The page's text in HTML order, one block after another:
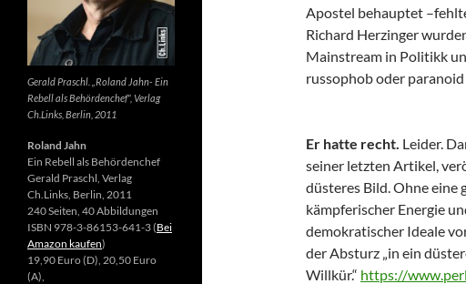
Apostel behauptet
Richard Herzinger
Mainstream in Politikk
russophob oder
Er hatte recht. Leider.
seiner letzten Artikel,
düsteres Bild. Ohne eine
kämpferischer Energie
demokratischer Ideale
der Absturz „in ein
Willkür.“ https://
Gerald Praschl. „Roland Jahn- Ein
Rebell als Behördenchef“, Verlag
Ch.Links, Berlin, 2011
Roland Jahn
Ein Rebell als Behördenchef
Gerald Praschl, Verlag
Ch.Links, Berlin, 2011
240 Seiten, 40 Abbildungen
ISBN 978-3-86153-641-3 (Bei
Amazon kaufen)
19,90 Euro (D), 20,50 Euro
(A),